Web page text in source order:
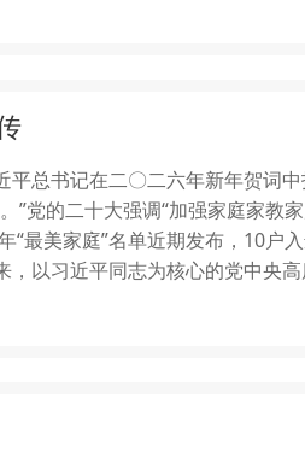
总书记在二〇二六年新年贺词中
”党的二十大强调“加强家庭家教
美家庭”名单近期发布，10户
以习近平同志为核心的党中央